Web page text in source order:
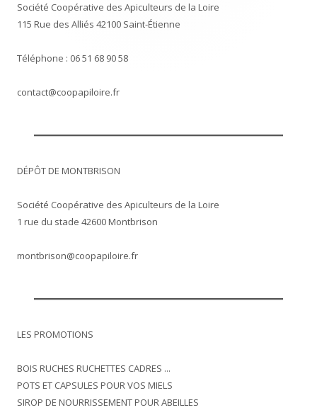
Société Coopérative des Apiculteurs de la Loire
115 Rue des Alliés 42100 Saint-Étienne
Téléphone : 06 51 68 90 58
contact@coopapiloire.fr
DÉPÔT DE MONTBRISON
Société Coopérative des Apiculteurs de la Loire
1 rue du stade 42600 Montbrison
montbrison@coopapiloire.fr
LES PROMOTIONS
BOIS RUCHES RUCHETTES CADRES ...
POTS ET CAPSULES POUR VOS MIELS
SIROP DE NOURRISSEMENT POUR ABEILLES